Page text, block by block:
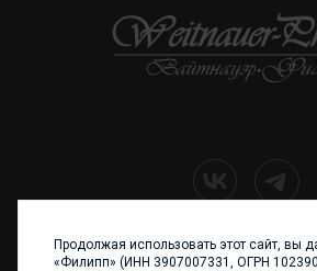
+7 (4012) 960 898
Продолжая использовать этот сайт, вы
«Филипп» (ИНН 3907007331, ОГРН